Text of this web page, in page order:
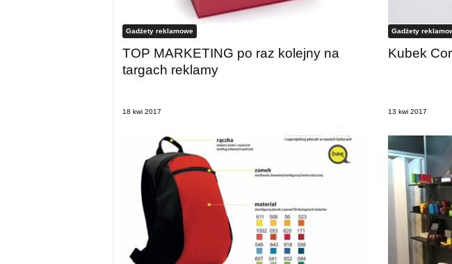
Gadżety reklamowe
TOP MARKETING po raz kolejny na
targach reklamy
18 kwi 2017
Gadżety
Kubek
13 kwi 2017